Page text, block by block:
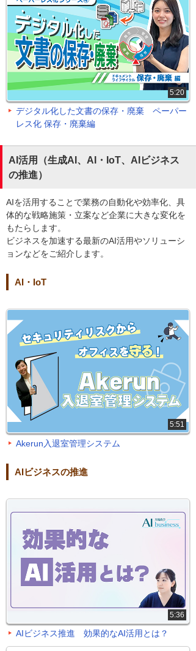
5:20
デジタル化した文書の保存・廃棄 ペーパー
レス化 保存・廃棄編
AI活用（生成AI、AI・IoT、AIビジネス
の推進）
AIを活用することで業務の自動化や効率化、具
体的な戦略施策・立案など企業に大きな変化を
もたらします。
ビジネスを加速する最新のAI活用やソリューシ
ョンなどをご紹介します。
AI・IoT
5:51
Akerun入退室管理システム
AIビジネスの推進
5:36
AIビジネス推進 効果的なAI活用とは？